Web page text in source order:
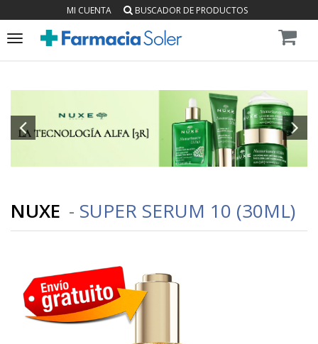
MI CUENTA BUSCADOR DE PRODUCTOS
Toggle
NUXE - SUPER SERUM 10 (30ML)